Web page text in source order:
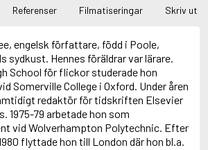
Referenser Filmatiseringar Skriv ut
engelsk författare, född i Poole,
sydkust. Hennes föräldrar var lärare.
School för flickor studerade hon
Somerville College i Oxford. Under åren
redaktör för tidskriften Elsevier
1975-79 arbetade hon som
vid Wolverhampton Polytechnic. Efter
flyttade hon till London där hon bl.a.